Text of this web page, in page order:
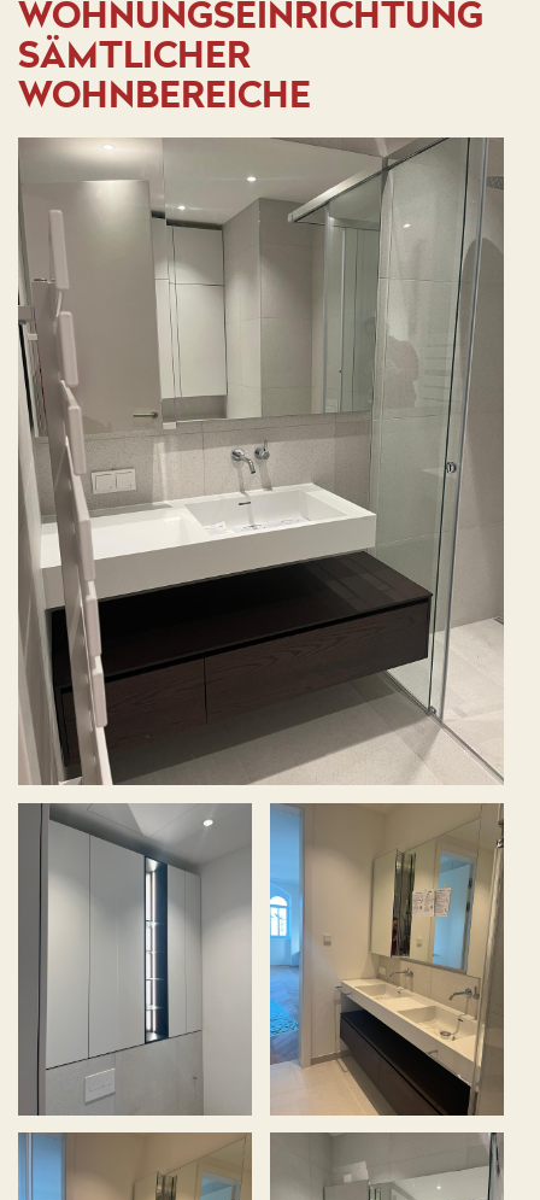
WOHNUNGSEINRICHTUNG
SÄMTLICHER
WOHNBEREICHE